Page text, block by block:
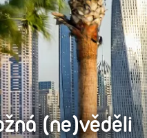
(ne)věděli